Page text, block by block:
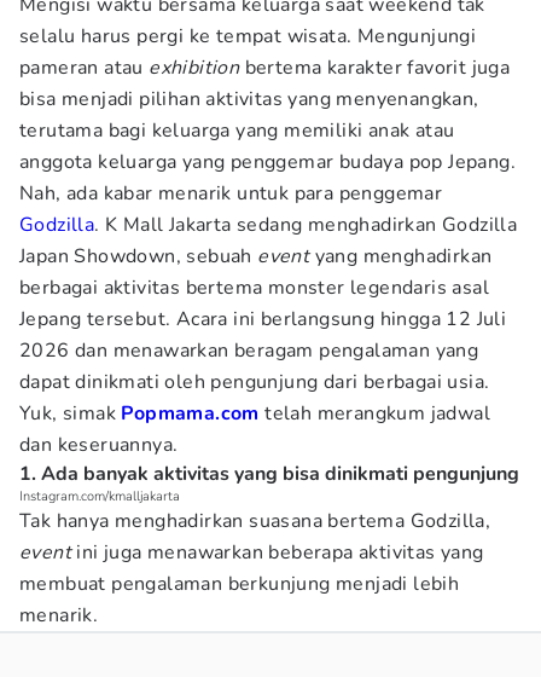
selalu harus pergi ke tempat wisata. Mengunjungi
pameran atau exhibitionbertema karakter favorit juga
bisa menjadi pilihan aktivitas yang menyenangkan,
terutama bagi keluarga yang memiliki anak atau
anggota keluarga yang penggemar budaya pop Jepang.
Nah, ada kabar menarik untuk para penggemar
Godzilla. K Mall Jakarta sedang menghadirkan Godzilla
Japan Showdown, sebuah eventyang menghadirkan
berbagai aktivitas bertema monster legendaris asal
Jepang tersebut. Acara ini berlangsung hingga 12 Juli
2026 dan menawarkan beragam pengalaman yang
dapat dinikmati oleh pengunjung dari berbagai usia.
Yuk, simak Popmama.com telah merangkum jadwal
dan keseruannya.
1. Ada banyak aktivitas yang bisa dinikmati pengunjung
Instagram.com/kmalljakarta
Tak hanya menghadirkan suasana bertema Godzilla,
eventini juga menawarkan beberapa aktivitas yang
membuat pengalaman berkunjung menjadi lebih
menarik.